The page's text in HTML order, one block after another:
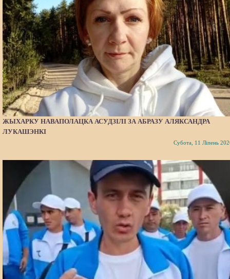
ЖЫХАРКУ НАВАПОЛАЦКА АСУДЗІЛІ ЗА АБРАЗУ АЛЯКСАНДРА
ЛУКАШЭНКІ
Субота, 11 Ліпень